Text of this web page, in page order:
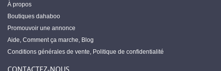
À propos
Boutiques dahaboo
Promouvoir une annonce
Aide, Comment ça marche, Blog
Conditions générales de vente, Politique de confidentialité
CONTACTEZ-NOUS